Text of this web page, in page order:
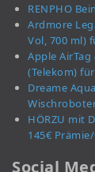
RENPHO
Ardmore
Vol, 700 ml)
Apple
(Telekom)
Dreame
HÖRZU mit
145€
Social